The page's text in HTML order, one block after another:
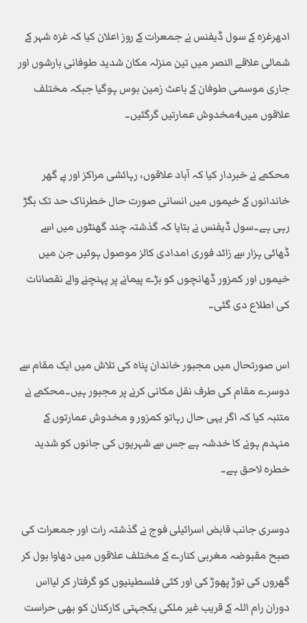
ادھرغزہ کے سول ڈیفنس نے جمعرات کے روز اعلان کیا کہ غزہ شہر کے
شمالی علاقے النصر میں تین منزلہ مکان شدید طوفانی بارشوں اور
جاری موسمی طوفان کے باعث زمین بوس ہوگیا جبکہ مختلف
علاقوں میں4مخدوش عمارتیں گرگئیں۔
محکمے نے خبردار کیا کہ آباد علاقوں، رہائشی مراکز اور بے گھر
خاندانوں کے خیموں میں انسانی صورت حال خطرناک حد تک بگڑ
رہی ہے۔سول ڈیفنس نے بتایا کہ گذشتہ چند گھنٹوں میں اسے
ڈھائی ہزار سے زائد فوری امدادی کالز موصول ہوئیں جن میں
خیموں اور کمزور ڈھانچوں کو بڑے پیمانے پر پہنچنے والے نقصانات
کی اطلاع دی گئی۔
اس صورتحال میں مجبور خاندان پناہ کی تلاش میں ایک مقام سے
دوسرے مقام کی طرف نقل مکانی کرنے پر مجبور ہیں۔محکمے نے
متنبہ کیا کہ اگر یہی حال رہاتو کمزور و مخدوش عمارتوں کے
منہدم ہونے کا خدشہ ہے جس سے شہریوں کی جانوں کو شدید
خطرہ لاحق ہے۔
دوسری جانب قابض اسرائیلی فوج نے گذشتہ رات اور جمعرات کی
صبح مقبوضہ مغربی کنارے کے مختلف علاقوں میں دھاوا بول کر
گھروں کی توڑ پھوڑ کی اور کئی فلسطینیوں کو گرفتار کر لیااس
دوران رام اللہ کے قریب غیر ملکی یکجہتی کارکنان کو بھی حراست